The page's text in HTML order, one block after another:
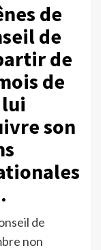
de
de
de
de
son
de
non